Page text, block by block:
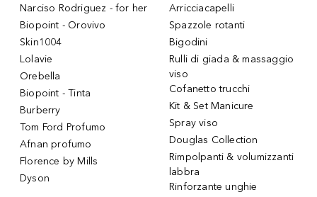
Narciso Rodriguez - for her
Biopoint - Orovivo
Skin1004
Lolavie
Orebella
Biopoint - Tinta
Burberry
Tom Ford Profumo
Afnan profumo
Florence by Mills
Dyson
Arricciacapelli
Spazzole rotanti
Bigodini
Rulli di giada & massaggio
viso
Cofanetto trucchi
Kit & Set Manicure
Spray viso
Douglas Collection
Rimpolpanti & volumizzanti
labbra
Rinforzante unghie